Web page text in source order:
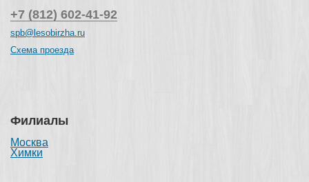
+7 (812) 602-41-92
spb@lesobirzha.ru
Схема проезда
Филиалы
Москва
Химки